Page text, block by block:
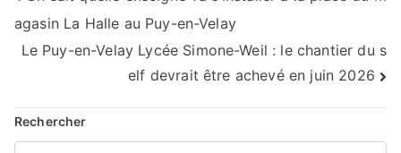
de
agasin La Halle au Puy-en-Velay
Le Puy-en-Velay Lycée Simone-Weil : le chantier du s
elf devrait être achevé en juin 2026
Rechercher